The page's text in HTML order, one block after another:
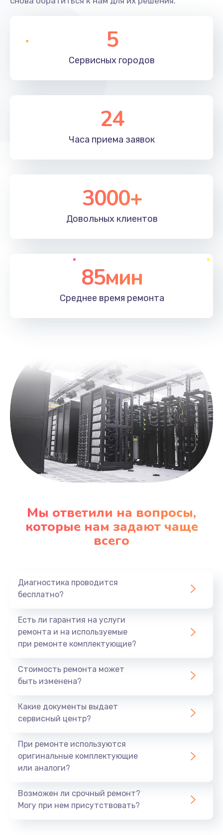
5
Сервисных городов
24
Часа приема заявок
3000+
Довольных клиентов
85мин
Среднее время ремонта
Мы ответили на вопросы,
которые нам задают чаще
всего
Диагностика проводится
бесплатно?
Есть ли гарантия на услуги
ремонта и на используемые
при ремонте комплектующие?
Стоимость ремонта может
быть изменена?
Какие документы выдает
сервисный центр?
При ремонте используются
оригинальные комплектующие
или аналоги?
Возможен ли срочный ремонт?
Могу при нем присутствовать?